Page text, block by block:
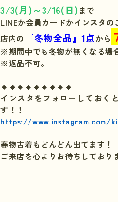
3/3(月)～3/16(日) まで
LINEか会員カードかインスタの
店内の 『冬物全品』1点から
※期間中でも冬物が無くなる場
※返品不可。
🔸🔹🔸🔹🔸🔹🔸🔹🔸
インスタをフォローしておく
す！！
https://www.instagram.com/
春物古着もどんどん出てます！
ご来店を心よりお待ちしており